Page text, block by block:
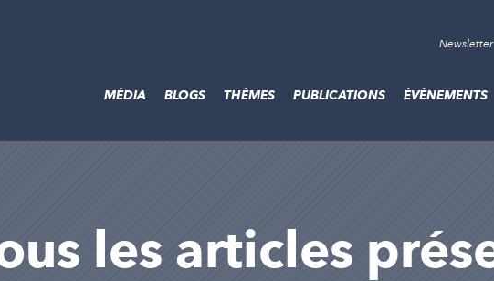
Newsletter
MÉDIA BLOGS THÈMES PUBLICATIONS ÉVÈNEMENTS
les articles